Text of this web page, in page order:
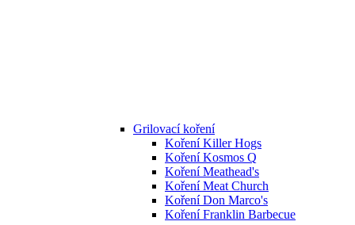
Grilovací koření
Koření Killer Hogs
Koření Kosmos Q
Koření Meathead's
Koření Meat Church
Koření Don Marco's
Koření Franklin Barbecue